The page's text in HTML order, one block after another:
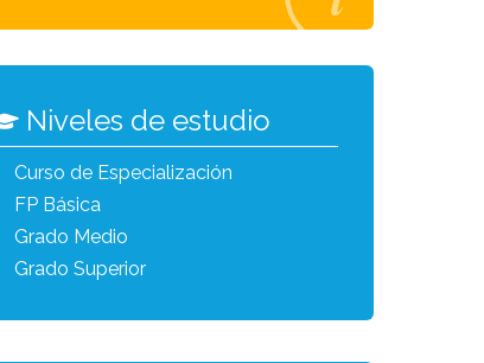
Niveles de estudio
Curso de Especialización
FP Básica
Grado Medio
Grado Superior